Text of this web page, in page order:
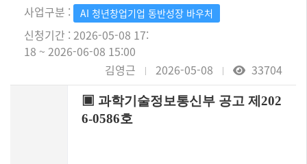
사업구분 : AI 청년창업기업 동반성장 바우처
신청기간 : 2026-05-08 17:
18 ~ 2026-06-08 15:00
김영근
2026-05-08 33704
▣ 과학기술정보통신부 공고 제 202
6-0586호